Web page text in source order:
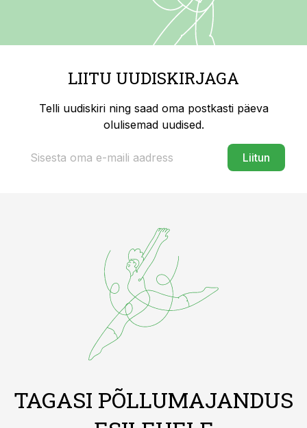
LIITU UUDISKIRJAGA
Telli uudiskiri ning saad oma postkasti päeva
olulisemad uudised.
Liitun
TAGASI PÕLLUMAJANDUS